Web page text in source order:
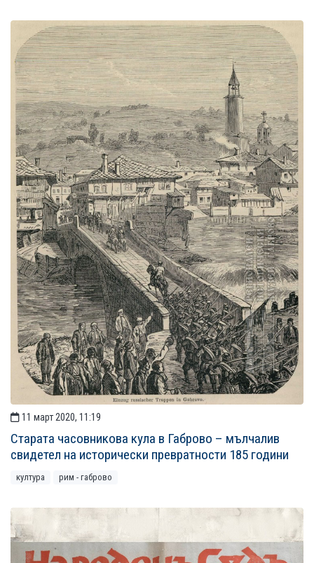
11 март 2020, 11:19
Старата часовникова кула в Габрово – мълчалив
свидетел на исторически превратности 185 години
култура рим - габрово